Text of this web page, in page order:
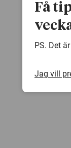
Få
PS. Det
Jag vill